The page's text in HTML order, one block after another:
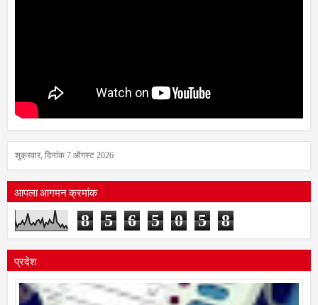
शुक्रवार, दिनांक 7 ऑगस्ट 2026
आपला आगमन क्रमांक
8 5 6 5 0 5 8
प्रदेश